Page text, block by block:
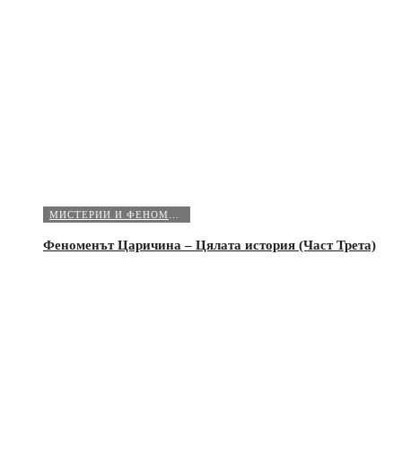
Феноменът Царичина – Цялата история (Част Трета)